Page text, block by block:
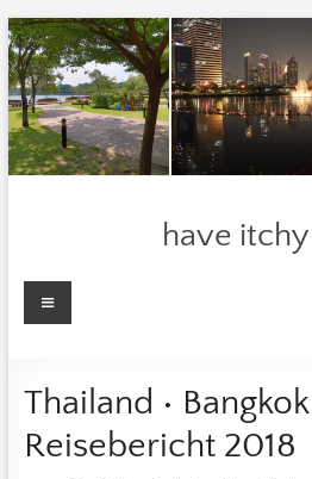
Zum
Inhalt
springen
have
Menü
Thailand •
Reisebericht 2018